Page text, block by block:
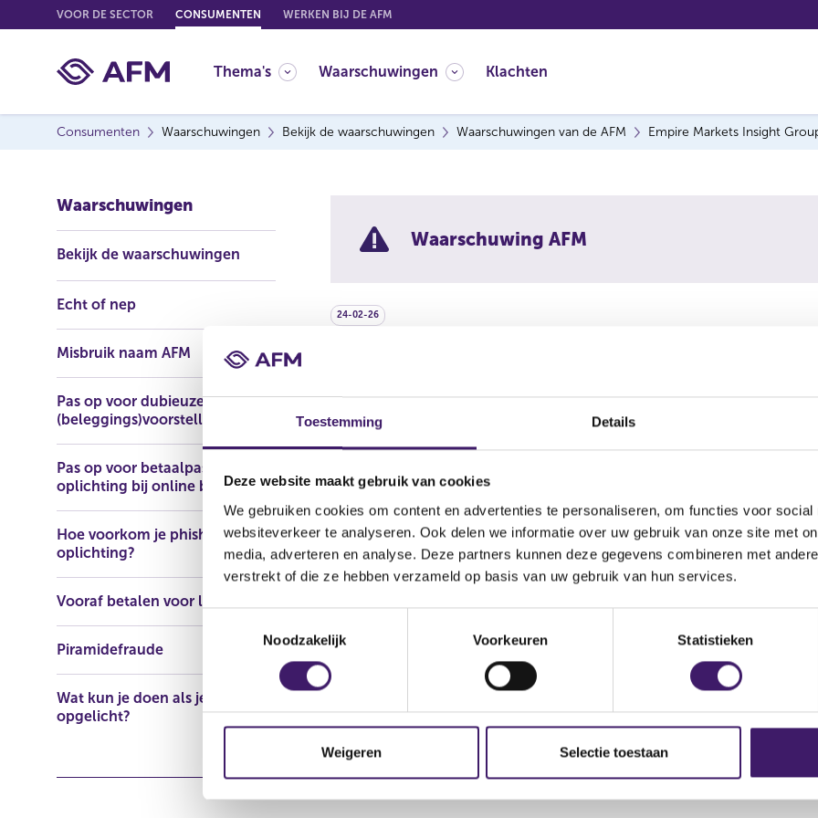
Toestemming Details
Deze website maakt gebruik van cookies
We gebruiken cookies om content en advertenties te personaliseren, om functies voor social
websiteverkeer te analyseren. Ook delen we informatie over uw gebruik van onze site met
media, adverteren en analyse. Deze partners kunnen deze gegevens combineren met
verstrekt of die ze hebben verzameld op basis van uw gebruik van hun services.
t
i
Noodzakelijk Voorkeuren Statistieken
Weigeren Selectie toestaan
o
o
VOOR DE SECTOR CONSUMENTEN WERKEN BIJ DE AFM
Thema's Waarschuwingen Klachten
Consumenten Waarschuwingen Bekijk de waarschuwingen Waarschuwingen van de AFM Empire Markets Insight
Waarschuwingen
Bekijk de waarschuwingen
Echt of nep
Misbruik naam AFM
Pas op voor dubieuze
(beleggings)voorstellen
Pas op voor betaalpasfraude en
oplichting bij online bankieren
Hoe voorkom je phishing en
oplichting?
Vooraf betalen voor lening
Piramidefraude
Wat kun je doen als je bent
opgelicht?
Waarschuwing AFM
24-02-26
De AFM waarschuwt consumenten om niet in te gaan op aanbiedingen
beleggingsfraude.
Naam: Empire Markets Insight Groups
Telefoonnummer: +41625051292;
E-mailadres: support@emi-groups.info.
Domeinnaam: https://emi-groups.com /https://live.emi-group.net